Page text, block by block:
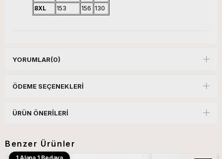
8XL
153 156 130
YORUMLAR(0)
ÖDEME SEÇENEKLERI
ÜRÜN ÖNERILERI
Benzer Ürünler